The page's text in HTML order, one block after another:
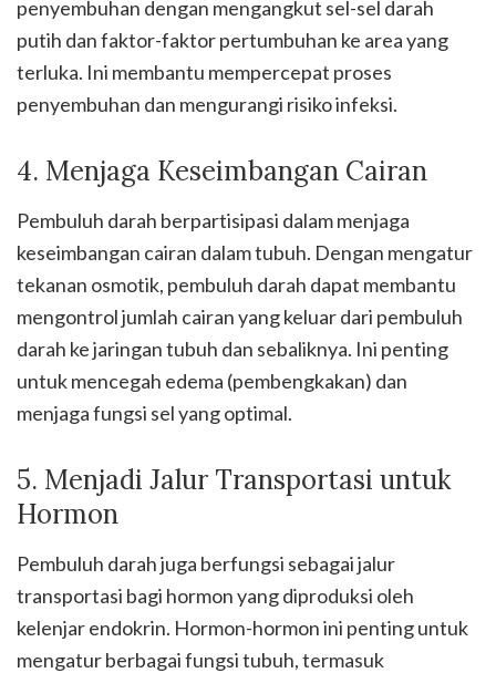
penyembuhan dengan mengangkut sel-sel darah
putih dan faktor-faktor pertumbuhan ke area yang
terluka. Ini membantu mempercepat proses
penyembuhan dan mengurangi risiko infeksi.
4. Menjaga Keseimbangan Cairan
Pembuluh darah berpartisipasi dalam menjaga
keseimbangan cairan dalam tubuh. Dengan mengatur
tekanan osmotik, pembuluh darah dapat membantu
mengontrol jumlah cairan yang keluar dari pembuluh
darah ke jaringan tubuh dan sebaliknya. Ini penting
untuk mencegah edema (pembengkakan) dan
menjaga fungsi sel yang optimal.
5. Menjadi Jalur Transportasi untuk
Hormon
Pembuluh darah juga berfungsi sebagai jalur
transportasi bagi hormon yang diproduksi oleh
kelenjar endokrin. Hormon-hormon ini penting untuk
mengatur berbagai fungsi tubuh, termasuk